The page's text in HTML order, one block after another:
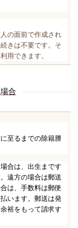
の面前で作成され
きは不要です。そ
用できます。
合
至るまでの除籍謄
合は、出生まです
遠方の場合は郵送
は、手数料は郵便
います。郵送は発
裕をもって請求す